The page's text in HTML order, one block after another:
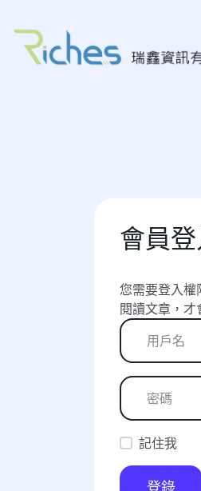
會員登
您需要登入權
閱讀文章，
記住我
登錄